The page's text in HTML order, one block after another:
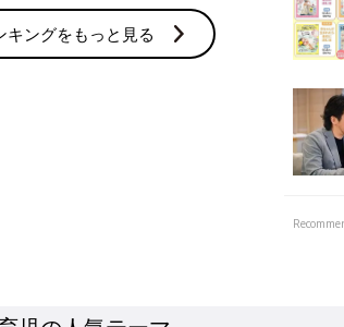
離乳食
授乳
子育て
妊娠
金・助